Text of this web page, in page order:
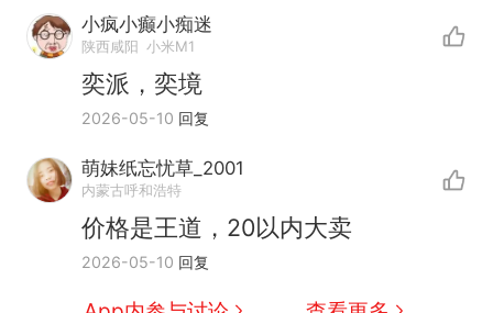
小疯小癫小痴迷
陕西咸阳 小米M1
奕派，奕境
2026-05-10 回复
萌妹纸忘忧草_2001
内蒙古呼和浩特
价格是王道，20以内大卖
2026-05-10 回复
热
那个在床头放菜刀的女孩，
因老师一句“跟我回家”改写了
人生
新
制裁瓜子饺子，美国怕什
么？
费大厨“全国小炒肉大王”称